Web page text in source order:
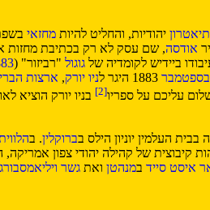
תיאטרון יהודיות, והחליט להיות מחזאי
אודסה, שם עסק לא רק בכתיבת מחזות
ביידיש לקומדיה של גוגול "רביזור" (
ניו יורק, ארצות
עליכם על ספריו[2] בניו יורק הוציא
בבית העלמין יוניון הילס בברוקלין. ב
קיבוצית של קהילה יהודי צפון
איסט סייד במנהטן ואת גשר ויליאמסבורג